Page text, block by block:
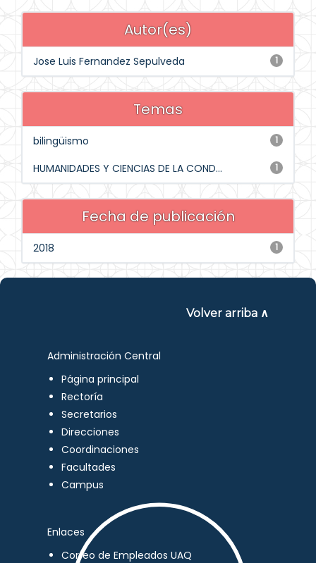
Autor(es)
1
Jose Luis Fernandez Sepulveda
Temas
1
bilingüismo
1
HUMANIDADES Y CIENCIAS DE LA COND...
Fecha de publicación
1
2018
Volver arriba ∧
Administración Central
Página principal
Rectoría
Secretarios
Direcciones
Coordinaciones
Facultades
Campus
Enlaces
Correo de Empleados UAQ